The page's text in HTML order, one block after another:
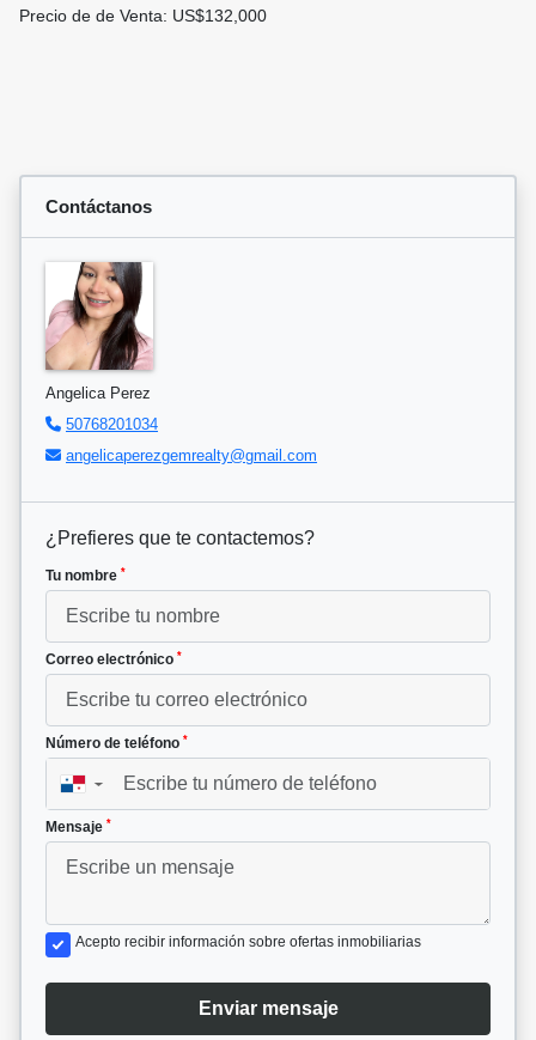
Precio de de Venta: US$132,000
Contáctanos
Angelica Perez
50768201034
angelicaperezgemrealty@gmail.com
¿Prefieres que te contactemos?
Tu nombre *
Correo electrónico *
Número de teléfono *
▼
Mensaje *
Acepto recibir información sobre ofertas inmobiliarias
Enviar mensaje